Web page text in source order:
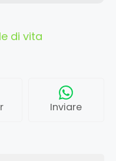
di vita
Inviare